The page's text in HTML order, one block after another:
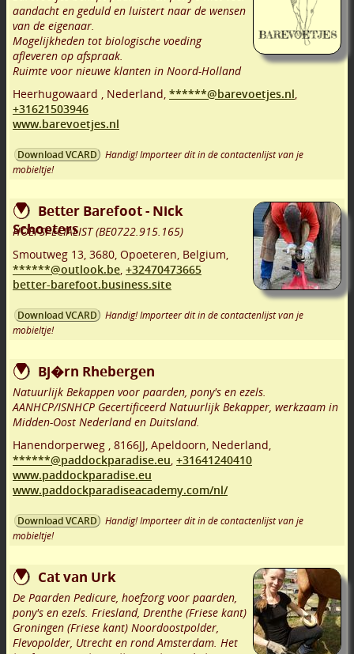
aandacht en geduld en luistert naar de wensen
van de eigenaar.
Mogelijkheden tot biologische voeding
afleveren op afspraak.
Ruimte voor nieuwe klanten in Noord-Holland
Heerhugowaard , Nederland, ******@barevoetjes.nl,
+31621503946
www.barevoetjes.nl
Download VCARD
Handig! Importeer dit in de contactenlijst van je
mobieltje!
Better Barefoot - Nick
Schoeters
HOEFSPECIALIST (BE0722.915.165)
Smoutweg 13, 3680, Opoeteren, Belgium,
******@outlook.be, +32470473665
better-barefoot.business.site
Download VCARD
Handig! Importeer dit in de contactenlijst van je
mobieltje!
Bj�rn Rhebergen
Natuurlijk Bekappen voor paarden, pony's en ezels.
AANHCP/ISNHCP Gecertificeerd Natuurlijk Bekapper, werkzaam in
Midden-Oost Nederland en Duitsland.
Hanendorperweg , 8166JJ, Apeldoorn, Nederland,
******@paddockparadise.eu, +31641240410
www.paddockparadise.eu
www.paddockparadiseacademy.com/nl/
Download VCARD
Handig! Importeer dit in de contactenlijst van je
mobieltje!
Cat van Urk
De Paarden Pedicure, hoefzorg voor paarden,
pony's en ezels. Friesland, Drenthe (Friese kant)
Groningen (Friese kant) Noordoostpolder,
Flevopolder, Utrecht en rond Amsterdam. Het